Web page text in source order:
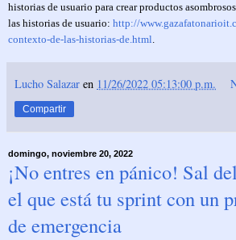
historias de usuario para crear productos
las historias de usuario: http://
contexto-de-las-historias-de.html.
Lucho Salazar en 11/26/2022 05:13:00 p.m.
Compartir
domingo, noviembre 20, 2022
¡No entres en pánico! Sal
el que está tu sprint con un
de emergencia